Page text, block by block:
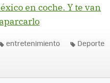
en coche. Y te van
entretenimiento Deporte